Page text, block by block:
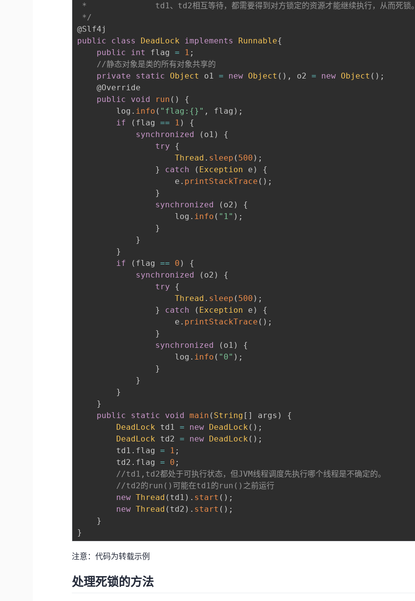
*              td1、td2相互等待，都需要得到对方锁定的资源才能继续执行，从而死锁。
*/
@Slf4j
public
class DeadLock implements Runnable{
public
int flag = 1 ;
//静态对象是类的所有对象共享的
private
static Object o1 = new Object ( ) , o2 = new Object ( ) ;
@Override
public
void run ( )
{
        log
. info ( "flag:{}" , flag ) ;
if
( flag == 1 )
{
synchronized
( o1 )
{
try
{
Thread . sleep ( 500 ) ;
}
catch ( Exception e )
{
                    e
. printStackTrace ( ) ;
}
synchronized
( o2 )
{
                    log
. info ( "1" ) ;
}
}
}
if
( flag == 0 )
{
synchronized
( o2 )
{
try
{
Thread . sleep ( 500 ) ;
}
catch ( Exception e )
{
                    e
. printStackTrace ( ) ;
}
synchronized
( o1 )
{
                    log
. info ( "0" ) ;
}
}
}
}
public
static void main ( String [ ] args )
{
DeadLock td1 = new DeadLock ( ) ;
DeadLock td2 = new DeadLock ( ) ;
        td1
. flag = 1 ;
        td2
. flag = 0 ;
//td1,td2都处于可执行状态，但JVM线程调度先执行哪个线程是不确定的。
//td2的run()可能在td1的run()之前运行
new Thread ( td1 ) . start ( ) ;
new Thread ( td2 ) . start ( ) ;
}
}
注意：代码为转载示例
处理死锁的方法